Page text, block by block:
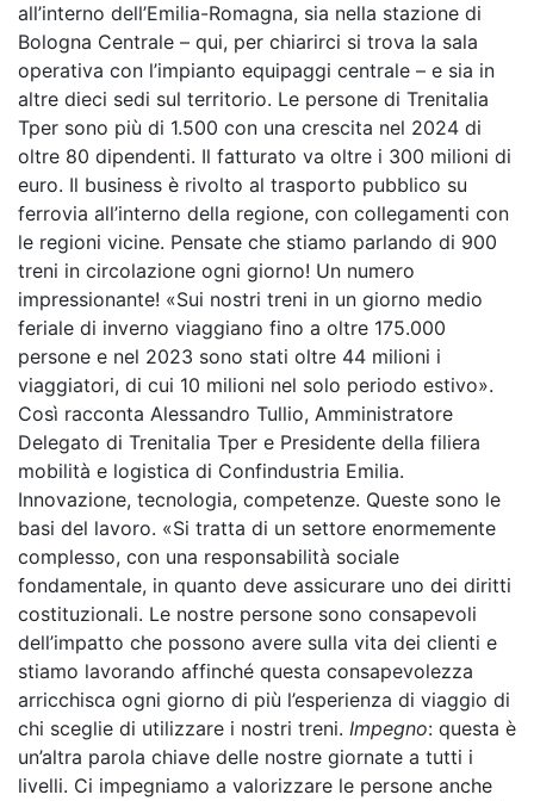
all’interno dell’Emilia-Romagna, sia nella stazione di
Bologna Centrale – qui, per chiarirci si trova la sala
operativa con l’impianto equipaggi centrale – e sia in
altre dieci sedi sul territorio. Le persone di Trenitalia
Tper sono più di 1.500 con una crescita nel 2024 di
oltre 80 dipendenti. Il fatturato va oltre i 300 milioni di
euro. Il business è rivolto al trasporto pubblico su
ferrovia all’interno della regione, con collegamenti con
le regioni vicine. Pensate che stiamo parlando di 900
treni in circolazione ogni giorno! Un numero
impressionante! «Sui nostri treni in un giorno medio
feriale di inverno viaggiano fino a oltre 175.000
persone e nel 2023 sono stati oltre 44 milioni i
viaggiatori, di cui 10 milioni nel solo periodo estivo».
Così racconta Alessandro Tullio, Amministratore
Delegato di Trenitalia Tper e Presidente della filiera
mobilità e logistica di Confindustria Emilia.
Innovazione, tecnologia, competenze. Queste sono le
basi del lavoro. «Si tratta di un settore enormemente
complesso, con una responsabilità sociale
fondamentale, in quanto deve assicurare uno dei diritti
costituzionali. Le nostre persone sono consapevoli
dell’impatto che possono avere sulla vita dei clienti e
stiamo lavorando affinché questa consapevolezza
arricchisca ogni giorno di più l’esperienza di viaggio di
chi sceglie di utilizzare i nostri treni. Impegno: questa è
un’altra parola chiave delle nostre giornate a tutti i
livelli. Ci impegniamo a valorizzare le persone anche